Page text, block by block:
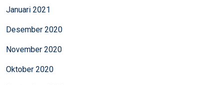
Januari 2021
Desember 2020
November 2020
Oktober 2020